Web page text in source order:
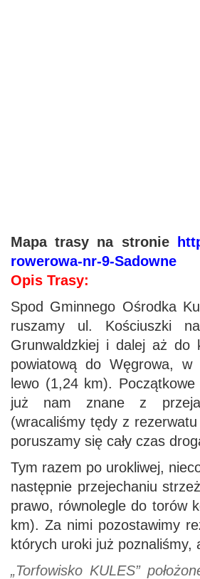
Mapa trasy na stronie
rowerowa-nr-9-Sadowne
Opis Trasy:
Spod Gminnego Ośrodka
ruszamy ul. Kościuszki
Grunwaldzkiej i dalej aż do
powiatową do Węgrowa,
lewo (1,24 km).
już nam znane z
(wracaliśmy tędy z
poruszamy się cały czas
Tym razem po urokliwej,
następnie przejechaniu
prawo, równolegle do torów
km). Za nimi pozostawimy
których uroki już
„Torfowisko KULES”